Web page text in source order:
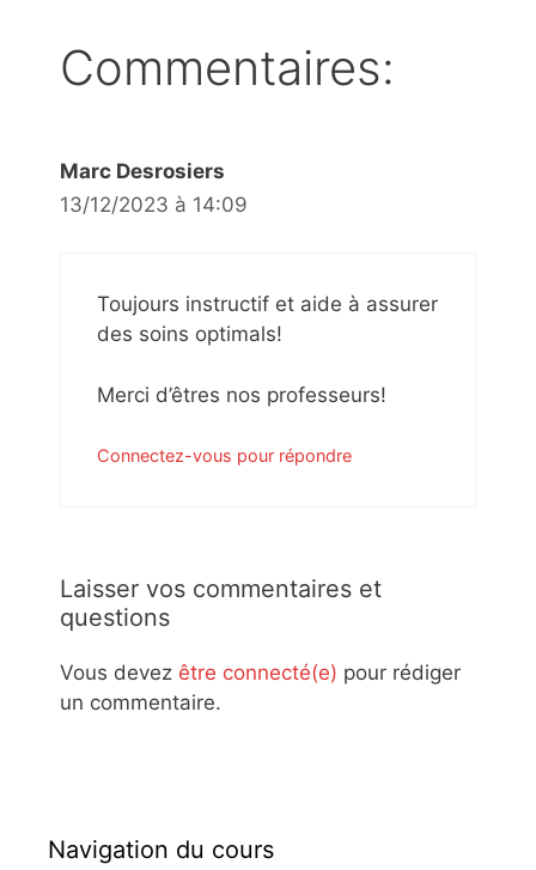
Commentaires:
Marc Desrosiers
13/12/2023 à 14:09
Toujours instructif et aide à assurer
des soins optimals!
Merci d’êtres nos professeurs!
Connectez-vous pour répondre
Laisser vos commentaires et
questions
Vous devez être connecté(e) pour rédiger
un commentaire.
Navigation du cours